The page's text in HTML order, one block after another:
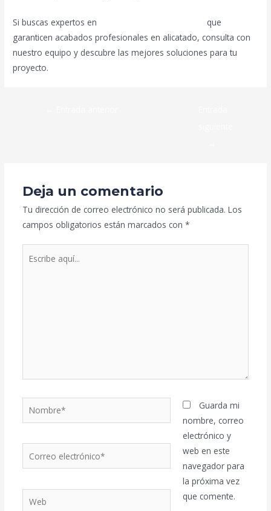
Si buscas expertos en
que
garanticen acabados profesionales en alicatado, consulta con
nuestro equipo y descubre las mejores soluciones para tu
proyecto.
Deja un comentario
Tu dirección de correo electrónico no será publicada. Los
campos obligatorios están marcados con *
Nombre*
electrónico*
Web
Guarda mi
nombre, correo
electrónico y
web en este
navegador para
la próxima vez
que comente.